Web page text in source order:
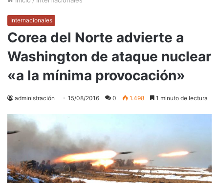
Internacionales
Corea del Norte advierte a
Washington de ataque nuclear
«a la mínima provocación»
administración 15/08/2016 0 1.498 1 minuto de lectura